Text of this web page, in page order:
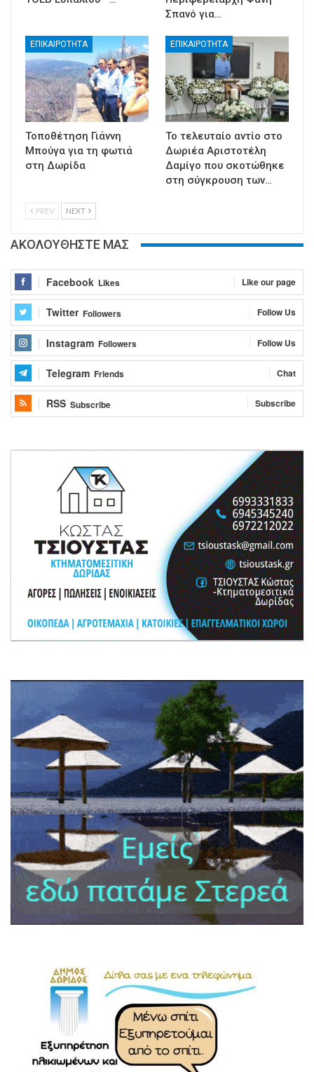
Σπανό για…
ΕΠΙΚΑΙΡΟΤΗΤΑ
Τοποθέτηση Γιάννη
Μπούγα για τη φωτιά
στη Δωρίδα
ΕΠΙΚΑΙΡΟΤΗΤΑ
Το τελευταίο αντίο στο
Δωριέα Αριστοτέλη
Δαμίγο που σκοτώθηκε
στη σύγκρουση των…
PREV NEXT
ΑΚΟΛΟΥΘΗΣΤΕ ΜΑΣ
Facebook Likes Like our page
Twitter Followers Follow Us
Instagram Followers Follow Us
Telegram Friends Chat
RSS Subscribe Subscribe